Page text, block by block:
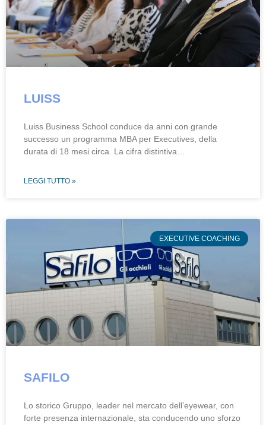
LUISS
Luiss Business School conduce da anni con grande
successo un programma MBA per Executives, della
durata di 18 mesi circa. La cifra distintiva…
LEGGI TUTTO »
EXECUTIVE COACHING
SAFILO
Lo storico Gruppo, leader nel mercato dell’eyewear, con
forte presenza internazionale, sta conducendo uno sforzo